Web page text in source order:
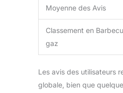
Moyenne des Avis
Classement en
gaz
Les avis des utilisateurs
globale, bien que